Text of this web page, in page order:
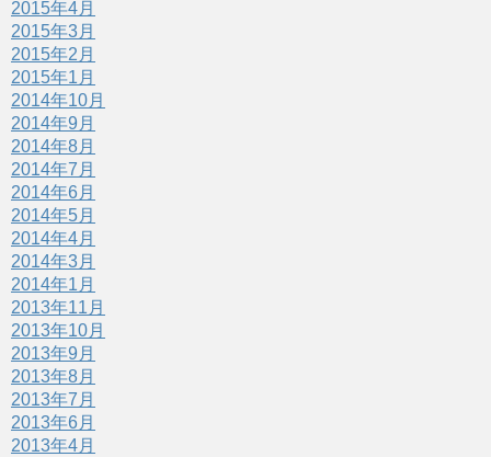
2015年4月
2015年3月
2015年2月
2015年1月
2014年10月
2014年9月
2014年8月
2014年7月
2014年6月
2014年5月
2014年4月
2014年3月
2014年1月
2013年11月
2013年10月
2013年9月
2013年8月
2013年7月
2013年6月
2013年4月